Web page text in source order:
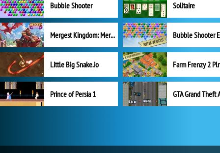
Bubble Shooter Solitaire
Mergest Kingdom: Merge Puzzle
Little Big Snake.io
Prince of Persia 1 GTA Grand Theft